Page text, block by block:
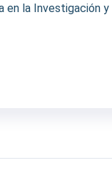
la Investigación